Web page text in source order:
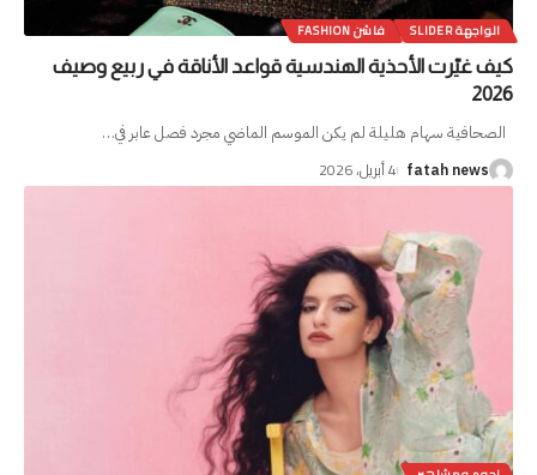
الواجهة SLIDER
فاشن FASHION
كيف غيّرت الأحذية الهندسية قواعد الأناقة في ربيع وصيف
2026
الصحافية سهام هليلة لم يكن الموسم الماضي مجرد فصل عابر في…
fatah news 4 أبريل، 2026